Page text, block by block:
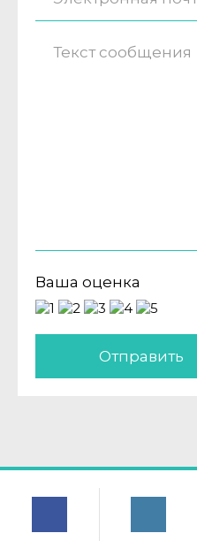
Ваша оценка
Отправить